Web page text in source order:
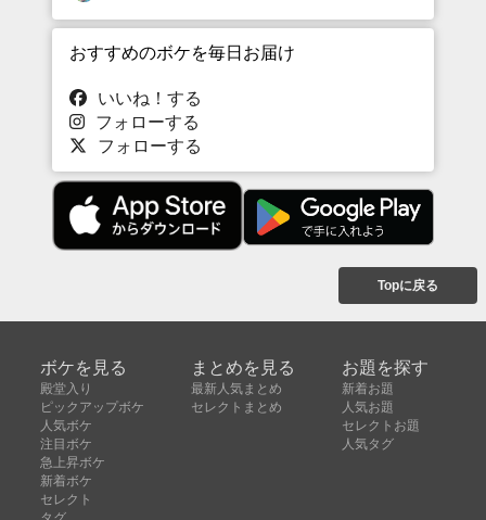
おすすめのボケを毎日お届け
いいね！する
フォローする
フォローする
Topに戻る
ボケを見る
殿堂入り
ピックアップボケ
人気ボケ
注目ボケ
急上昇ボケ
新着ボケ
セレクト
まとめを見る
最新人気まとめ
セレクトまとめ
お題を探す
新着お題
人気お題
セレクトお題
人気タグ